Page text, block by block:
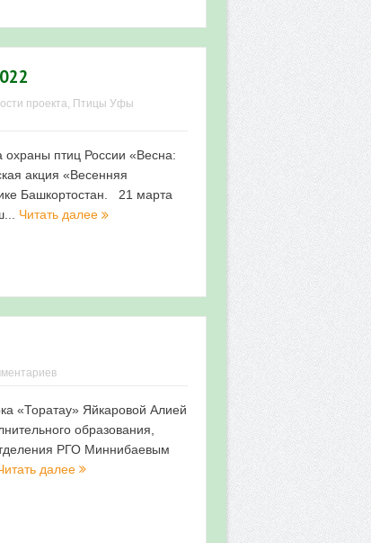
проекта, Птицы Уфы
охраны птиц России «Весна:
акция «Весенняя
Башкортостан. 21 марта
Читать далее
«Торатау» Яйкаровой Алией
образования,
РГО Миннибаевым
далее